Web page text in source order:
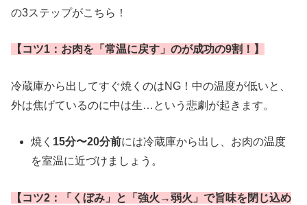
の3ステップがこちら！
【コツ1：お肉を「常温に戻す」のが成功の9割！】
冷蔵庫から出してすぐ焼くのはNG！中の温度が低いと、
外は焦げているのに中は生…という悲劇が起きます。
焼く 15分〜20分前には冷蔵庫から出し、お肉の温度
を室温に近づけましょう。
【コツ2：「くぼみ」と「強火→弱火」で旨味を閉じ込め